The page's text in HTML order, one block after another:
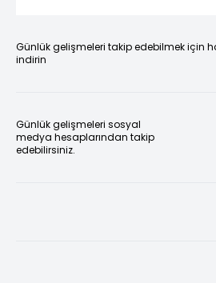
Günlük gelişmeleri takip edebilmek için
indirin
Günlük gelişmeleri sosyal
medya hesaplarından takip
edebilirsiniz.